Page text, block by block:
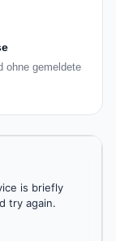
ohne gemeldete
is briefly
try again.